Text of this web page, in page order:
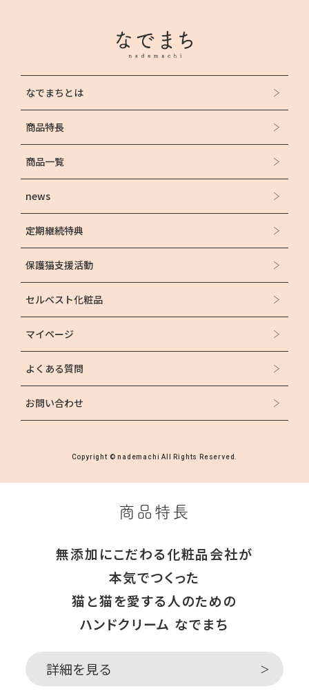
なでまちとは
商品特長
商品一覧
news
定期継続特典
保護猫支援活動
セルベスト化粧品
マイページ
よくある質問
お問い合わせ
Copyright © nademachi All Rights Reserved.
商品特長
無添加にこだわる化粧品会社が
本気でつくった
猫と猫を愛する人のための
ハンドクリーム なでまち
詳細を見る